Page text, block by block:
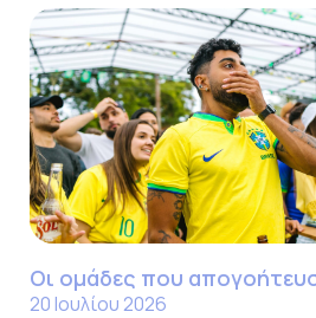
Οι ομάδες που
20 Ιουλίου 2026